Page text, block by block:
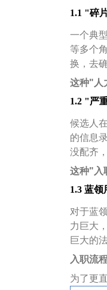
1.1 "碎
一个典
等多个
换，去
这种"人
1.2 "严
候选人
的信息
没配齐
这种"入
1.3 蓝
对于蓝
力巨大
巨大的
入职流
为了更